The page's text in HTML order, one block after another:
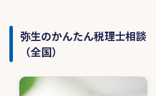
弥生のかんたん税理士相談
（全国）